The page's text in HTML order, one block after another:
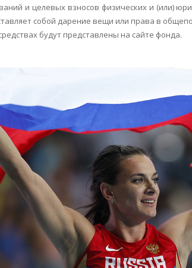
и целевых взносов физических и (или)
собой дарение вещи или права в
будут представлены на сайте фонда.